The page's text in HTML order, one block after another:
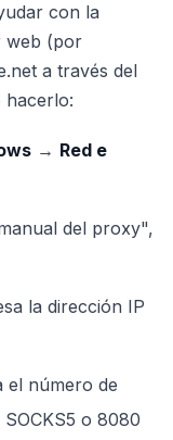
con la
web (por
a través del
hacerlo:
→ Red e
del proxy",
la dirección IP
el número de
o 8080